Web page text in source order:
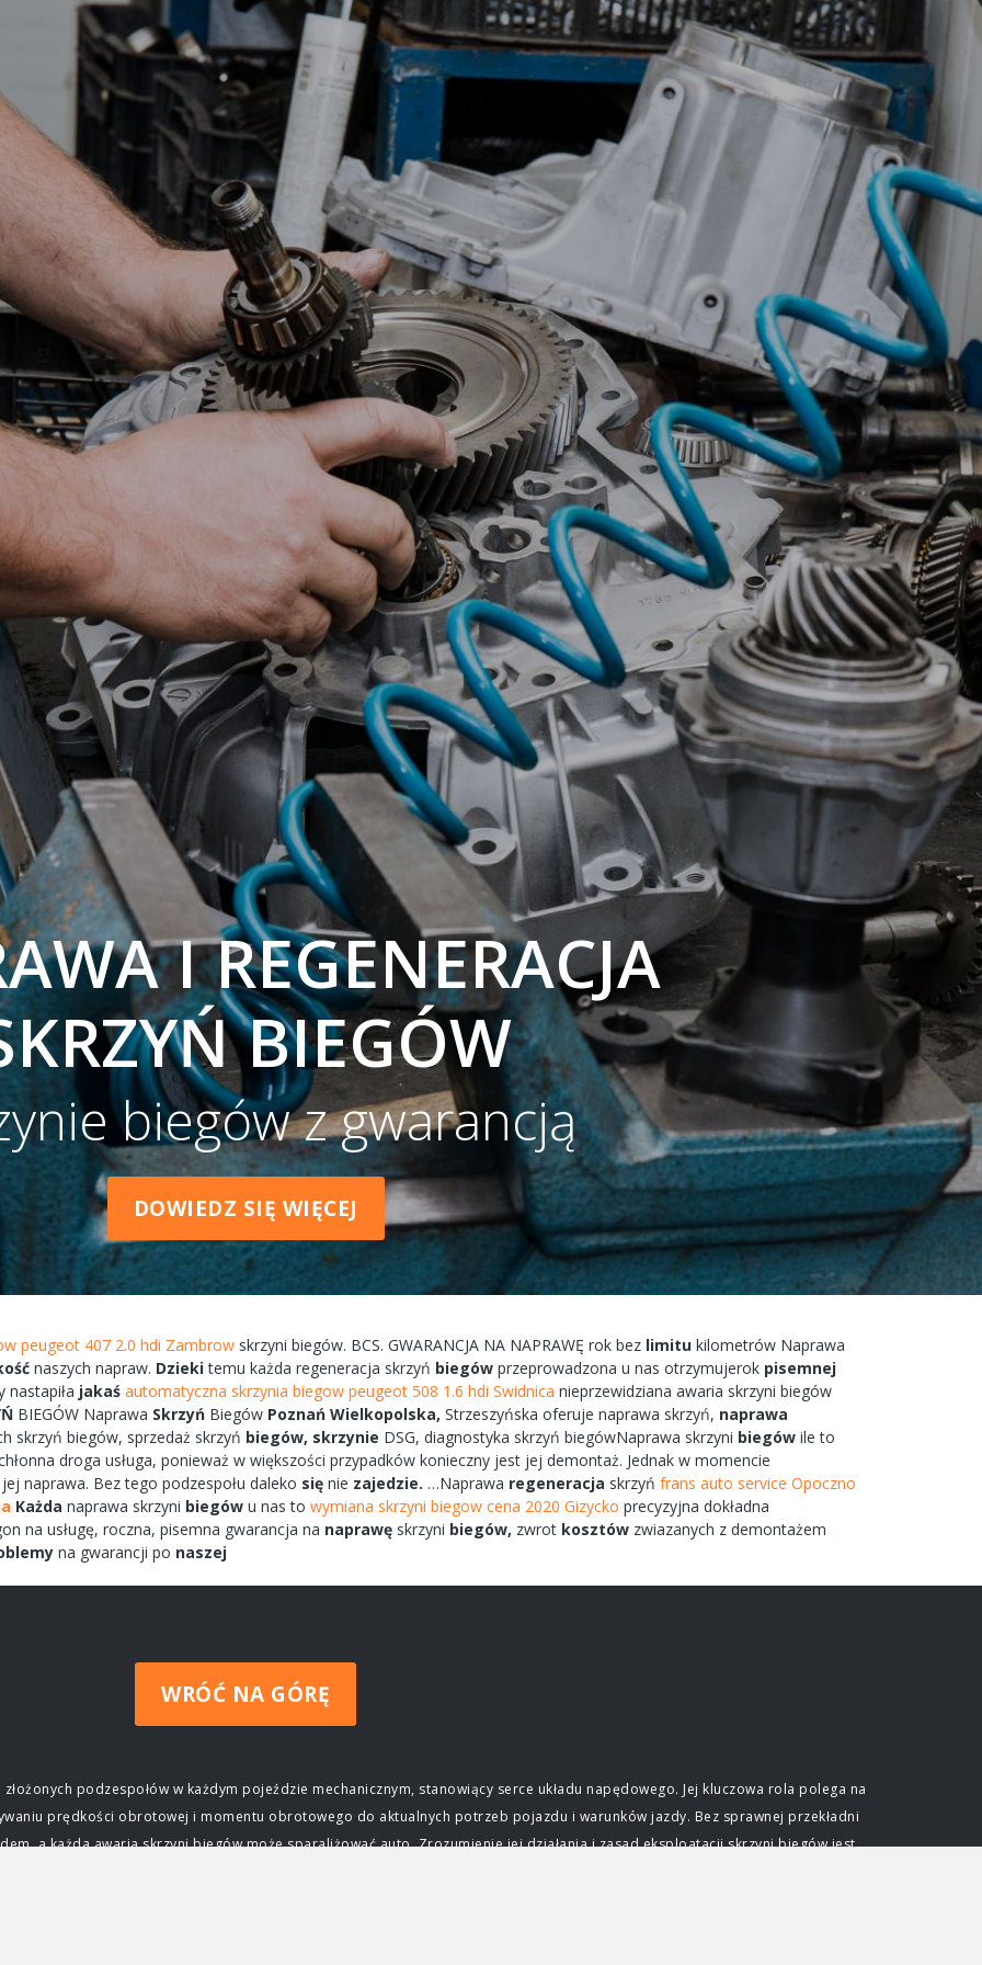
I REGENERACJA
BIEGÓW
biegów z gwarancją
DOWIEDZ SIĘ WIĘCEJ
peugeot 407 2.0 hdi Zambrow skrzyni biegów. BCS. GWARANCJA NA NAPRAWĘ rok bez limitu kilometrów Naprawa
naszych napraw. Dziekitemu każda regeneracja skrzyń biegów przeprowadzona u nas otrzymujerok pisemnej
nastapiła jakaś automatyczna skrzynia biegow peugeot 508 1.6 hdi Swidnica nieprzewidziana awaria skrzyni biegów
BIEGÓW Naprawa Skrzyń Biegów Poznań Wielkopolska, Strzeszyńska oferuje naprawa skrzyń, naprawa
skrzyń biegów, sprzedaż skrzyń biegów, skrzynie DSG, diagnostyka skrzyń biegówNaprawa skrzyni biegów ile to
droga usługa, ponieważ w większości przypadków konieczny jest jej demontaż. Jednak w momencie
naprawa. Bez tego podzespołu daleko się nie zajedzie. …Naprawa regeneracja skrzyń frans auto service Opoczno
Każda naprawa skrzyni biegów u nas to wymiana skrzyni biegow cena 2020 Gizycko precyzyjna dokładna
na usługę, roczna, pisemna gwarancja na naprawę skrzyni biegów, zwrot kosztów zwiazanych z demontażem
na gwarancji po naszej
WRÓĆ NA GÓRĘ
podzespołów w każdym pojeździe mechanicznym, stanowiący serce układu napędowego. Jej kluczowa rola polega na
prędkości obrotowej i momentu obrotowego do aktualnych potrzeb pojazdu i warunków jazdy. Bez sprawnej przekładni
a każda awaria skrzyni biegów może sparaliżować auto. Zrozumienie jej działania i zasad eksploatacji skrzyni biegów jest